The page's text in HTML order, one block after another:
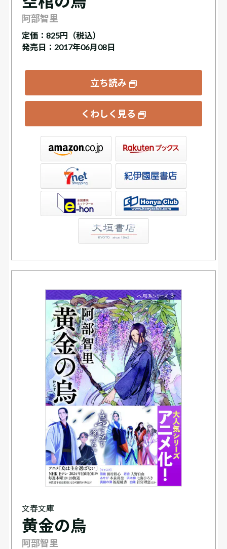
阿部智里
定価： 825円（税込）
発売日：2017年06月08日
立ち読み
くわしく見る
書店ウェブストア
文春文庫
黄金の烏
阿部智里